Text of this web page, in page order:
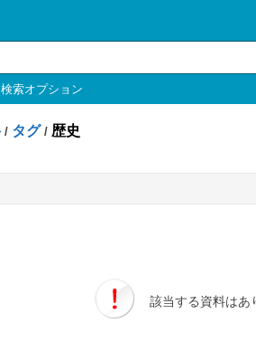
検索オプション
/ タグ / 歴史
該当する資料はあ